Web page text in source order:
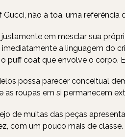
Gucci, não à toa, uma referência
em mesclar sua
a linguagem do
puff coat que envolve o corpo.
possa parecer conceitual
as roupas em si permanecem
de muitas das peças
com um pouco mais de classe.